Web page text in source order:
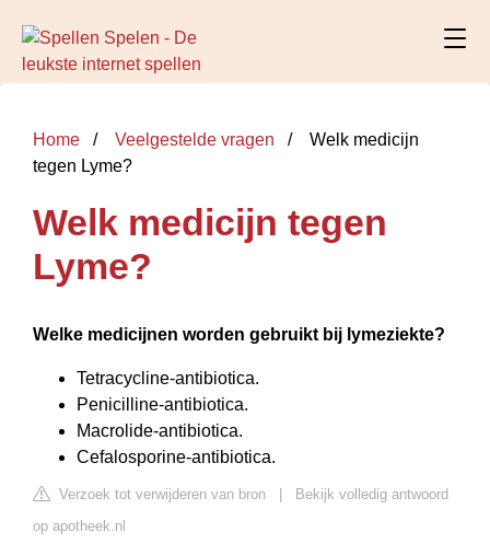
Home Veelgestelde vragen
Welk medicijn
tegen Lyme?
Welk medicijn tegen
Lyme?
Welke medicijnen worden gebruikt bij lymeziekte?
Tetracycline-antibiotica.
Penicilline-antibiotica.
Macrolide-antibiotica.
Cefalosporine-antibiotica.
Verzoek tot verwijderen van bron
Bekijk volledig antwoord
op apotheek.nl